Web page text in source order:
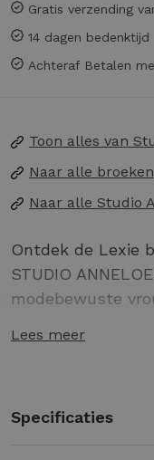
Gratis verzending
14 dagen bedenktijd
Achteraf Betalen
Toon alles van
Naar alle broeken
Naar alle Studio
Ontdek de Lexie
STUDIO
modebewuste
biedt een
Lees meer
Specificaties